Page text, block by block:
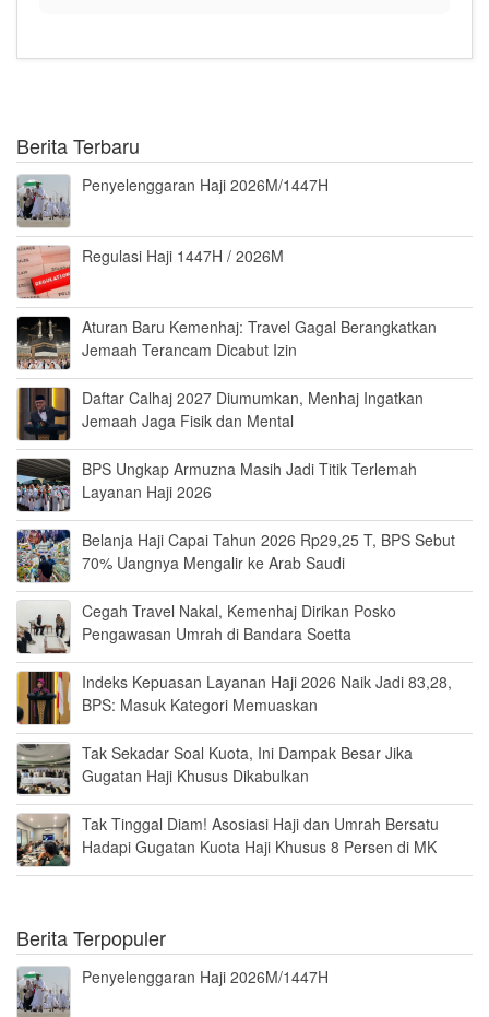
Berita Terbaru
Penyelenggaran Haji 2026M/1447H
Regulasi Haji 1447H / 2026M
Aturan Baru Kemenhaj: Travel Gagal Berangkatkan
Jemaah Terancam Dicabut Izin
Daftar Calhaj 2027 Diumumkan, Menhaj Ingatkan
Jemaah Jaga Fisik dan Mental
BPS Ungkap Armuzna Masih Jadi Titik Terlemah
Layanan Haji 2026
Belanja Haji Capai Tahun 2026 Rp29,25 T, BPS Sebut
70% Uangnya Mengalir ke Arab Saudi
Cegah Travel Nakal, Kemenhaj Dirikan Posko
Pengawasan Umrah di Bandara Soetta
Indeks Kepuasan Layanan Haji 2026 Naik Jadi 83,28,
BPS: Masuk Kategori Memuaskan
Tak Sekadar Soal Kuota, Ini Dampak Besar Jika
Gugatan Haji Khusus Dikabulkan
Tak Tinggal Diam! Asosiasi Haji dan Umrah Bersatu
Hadapi Gugatan Kuota Haji Khusus 8 Persen di MK
Berita Terpopuler
Penyelenggaran Haji 2026M/1447H